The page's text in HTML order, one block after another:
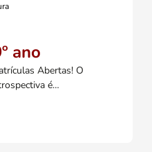
ano
Abertas! O
é…